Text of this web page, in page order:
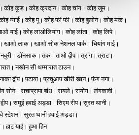
कोह कूड कोह क्रदान कोह चांग
कोह जुम
न्गाई कोह पू कोह फी फी कोह बुलोन
कोह मक
याई कोह लाओलियांग कोह लांता
कोह लिपे
खाओ लाक खाओ सोक नेशनल पार्क
चियांग माई
डॉनसाक तक ताओ द्वीप त्रांग
त्राट
नखोन सी थम्मारात टाउन
नाका द्वीप पटाया प्रचुआप खीरी खान
फंग नगा
सोन राचाप्रापा बांध रायले रायोंग
लंगकावी
समुई हवाई अड्डा सिएम रीप
सुरत थानी
स्टेशन
सुरत थानी हवाई अड्डा
हाट याई हुआ हिन